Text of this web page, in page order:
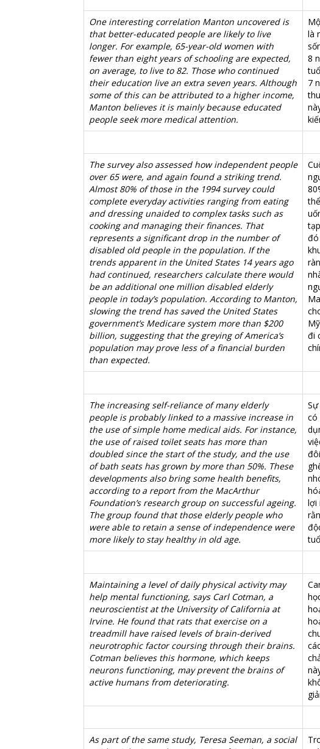
One interesting correlation Manton uncovered is
that better-educated people are likely to live
longer. For example, 65-year-old women with
fewer than eight years of schooling are expected,
on average, to live to 82. Those who continued
their education live an extra seven years. Although
some of this can be attributed to a higher income,
Manton believes it is mainly because educated
people seek more medical attention.
là
8
7
The survey also assessed how independent people
over 65 were, and again found a striking trend.
Almost 80% of those in the 1994 survey could
complete everyday activities ranging from eating
and dressing unaided to complex tasks such as
cooking and managing their finances. That
represents a significant drop in the number of
disabled old people in the population. If the
trends apparent in the United States 14 years ago
had continued, researchers calculate there would
be an additional one million disabled elderly
people in today’s population. According to Manton,
slowing the trend has saved the United States
government’s Medicare system more than $200
billion, suggesting that the greying of America’s
population may prove less of a financial burden
than expected.
đó
đi
The increasing self-reliance of many elderly
people is probably linked to a massive increase in
the use of simple home medical aids. For instance,
the use of raised toilet seats has more than
doubled since the start of the study, and the use
of bath seats has grown by more than 50%. These
developments also bring some health benefits,
according to a report from the MacArthur
Foundation’s research group on successful ageing.
The group found that those elderly people who
were able to retain a sense of independence were
more likely to stay healthy in old age.
có
lợi
Maintaining a level of daily physical activity may
help mental functioning, says Carl Cotman, a
neuroscientist at the University of California at
Irvine. He found that rats that exercise on a
treadmill have raised levels of brain-derived
neurotrophic factor coursing through their brains.
Cotman believes this hormone, which keeps
neurons functioning, may prevent the brains of
active humans from deteriorating.
As part of the same study, Teresa Seeman, a social